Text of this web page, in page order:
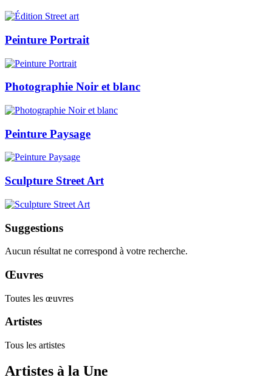
Peinture Portrait
Photographie Noir et blanc
Peinture Paysage
Sculpture Street Art
Suggestions
Aucun résultat ne correspond à votre recherche.
Œuvres
Toutes les œuvres
Artistes
Tous les artistes
Artistes à la Une